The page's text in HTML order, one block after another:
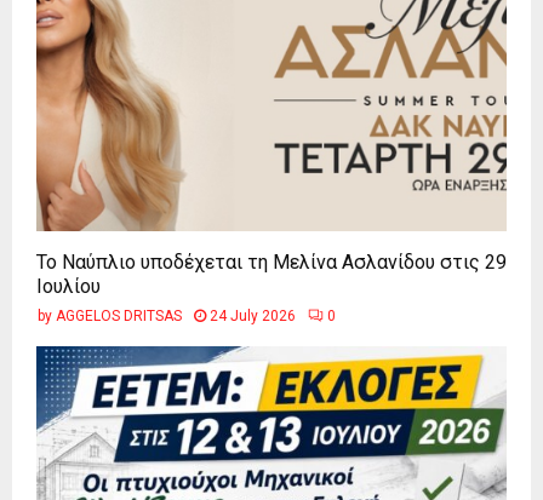
Το Ναύπλιο υποδέχεται τη Μελίνα Ασλανίδου στις 29
Ιουλίου
by AGGELOS DRITSAS 24 July 2026 0